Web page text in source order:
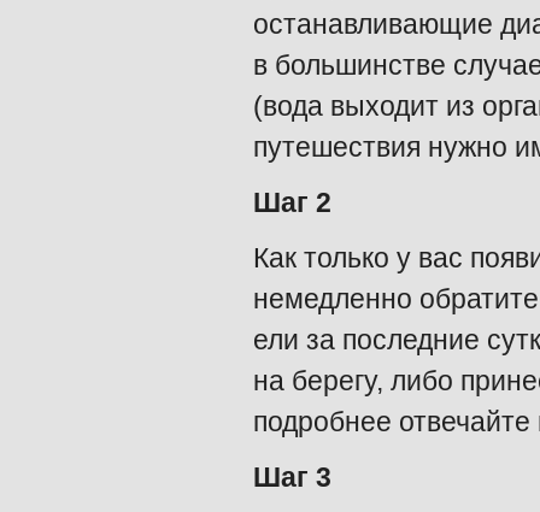
останавливающие
в большинстве
(вода выходит из
путешествия нужно
Шаг 2
Как только у вас
немедленно
ели за последние
на берегу, либо
подробнее
Шаг 3